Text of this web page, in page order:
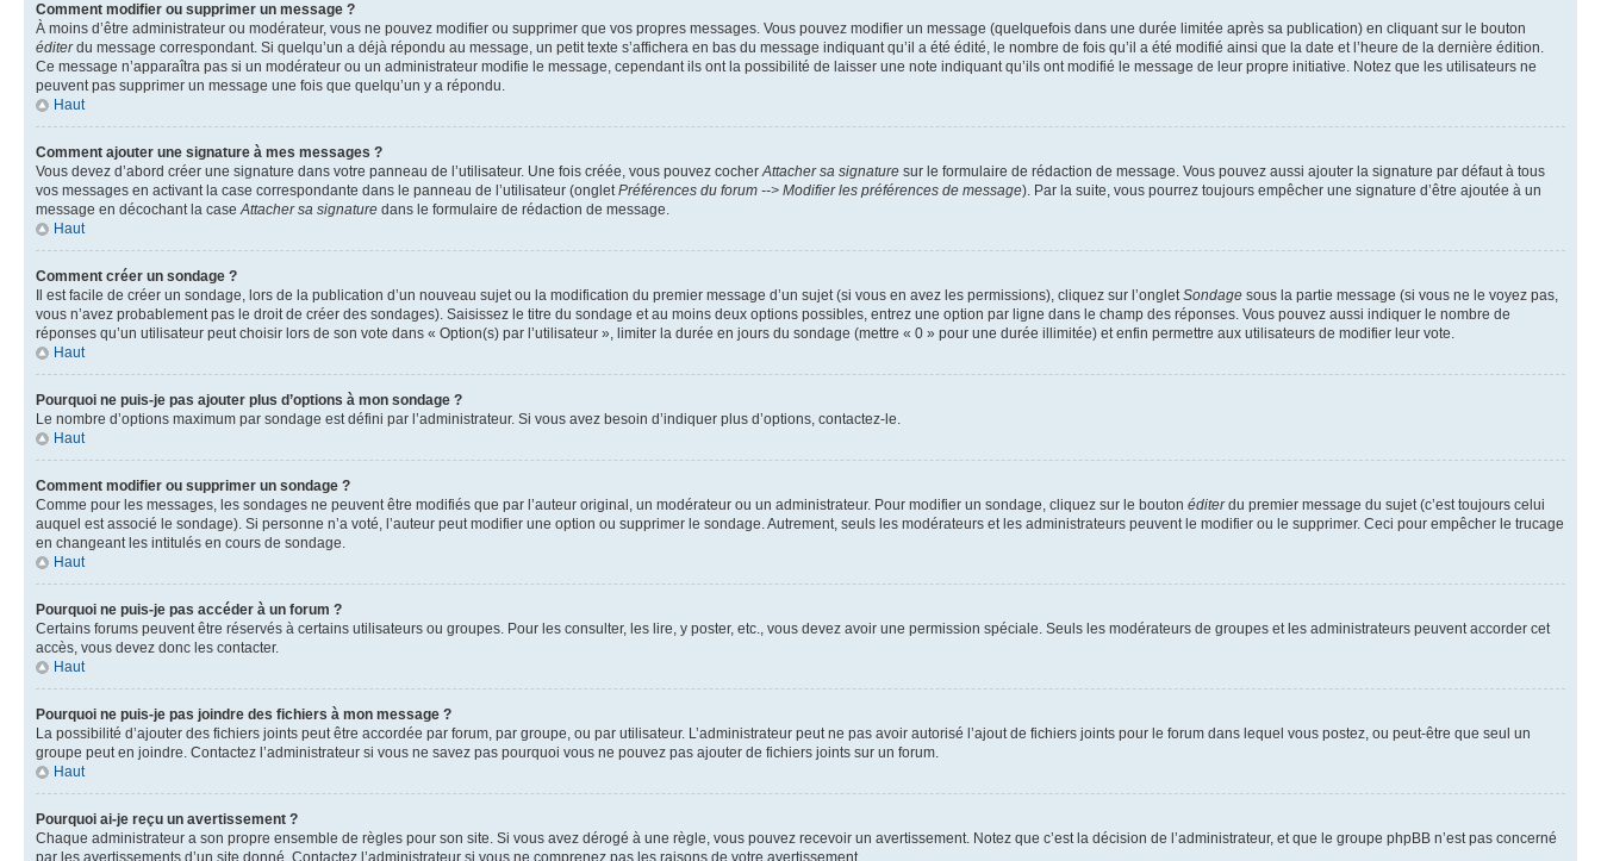
Comment modifier ou supprimer un message ?
À moins d’être administrateur ou modérateur, vous ne pouvez modifier ou supprimer que vos propres messages. Vous pouvez modifier un message (quelquefois dans une durée limitée après sa publication) en cliquant sur le bouton
éditerdu message correspondant. Si quelqu’un a déjà répondu au message, un petit texte s’affichera en bas du message indiquant qu’il a été édité, le nombre de fois qu’il a été modifié ainsi que la date et l’heure de la dernière édition.
Ce message n’apparaîtra pas si un modérateur ou un administrateur modifie le message, cependant ils ont la possibilité de laisser une note indiquant qu’ils ont modifié le message de leur propre initiative. Notez que les utilisateurs ne
peuvent pas supprimer un message une fois que quelqu’un y a répondu.
Haut
Comment ajouter une signature à mes messages ?
Vous devez d’abord créer une signature dans votre panneau de l’utilisateur. Une fois créée, vous pouvez cocherAttacher sa signature sur le formulaire de rédaction de message. Vous pouvez aussi ajouter la signature par défaut à tous
vos messages en activant la case correspondante dans le panneau de l’utilisateur (ongletPréférences du forum --> Modifier les préférences de message). Par la suite, vous pourrez toujours empêcher une signature d’être ajoutée à un
message en décochant la caseAttacher sa signature dans le formulaire de rédaction de message.
Haut
Comment créer un sondage ?
Il est facile de créer un sondage, lors de la publication d’un nouveau sujet ou la modification du premier message d’un sujet (si vous en avez les permissions), cliquez sur l’ongletSondage sous la partie message (si vous ne le voyez pas,
vous n’avez probablement pas le droit de créer des sondages). Saisissez le titre du sondage et au moins deux options possibles, entrez une option par ligne dans le champ des réponses. Vous pouvez aussi indiquer le nombre de
réponses qu’un utilisateur peut choisir lors de son vote dans « Option(s) par l’utilisateur », limiter la durée en jours du sondage (mettre « 0 » pour une durée illimitée) et enfin permettre aux utilisateurs de modifier leur vote.
Haut
Pourquoi ne puis-je pas ajouter plus d’options à mon sondage ?
Le nombre d’options maximum par sondage est défini par l’administrateur. Si vous avez besoin d’indiquer plus d’options, contactez-le.
Haut
Comment modifier ou supprimer un sondage ?
Comme pour les messages, les sondages ne peuvent être modifiés que par l’auteur original, un modérateur ou un administrateur. Pour modifier un sondage, cliquez sur le bouton éditerdu premier message du sujet (c’est toujours celui
auquel est associé le sondage). Si personne n’a voté, l’auteur peut modifier une option ou supprimer le sondage. Autrement, seuls les modérateurs et les administrateurs peuvent le modifier ou le supprimer. Ceci pour empêcher le trucage
en changeant les intitulés en cours de sondage.
Haut
Pourquoi ne puis-je pas accéder à un forum ?
Certains forums peuvent être réservés à certains utilisateurs ou groupes. Pour les consulter, les lire, y poster, etc., vous devez avoir une permission spéciale. Seuls les modérateurs de groupes et les administrateurs peuvent accorder cet
accès, vous devez donc les contacter.
Haut
Pourquoi ne puis-je pas joindre des fichiers à mon message ?
La possibilité d’ajouter des fichiers joints peut être accordée par forum, par groupe, ou par utilisateur. L’administrateur peut ne pas avoir autorisé l’ajout de fichiers joints pour le forum dans lequel vous postez, ou peut-être que seul un
groupe peut en joindre. Contactez l’administrateur si vous ne savez pas pourquoi vous ne pouvez pas ajouter de fichiers joints sur un forum.
Haut
Pourquoi ai-je reçu un avertissement ?
Chaque administrateur a son propre ensemble de règles pour son site. Si vous avez dérogé à une règle, vous pouvez recevoir un avertissement. Notez que c’est la décision de l’administrateur, et que le groupe phpBB n’est pas concerné
par les avertissements d’un site donné. Contactez l’administrateur si vous ne comprenez pas les raisons de votre avertissement.